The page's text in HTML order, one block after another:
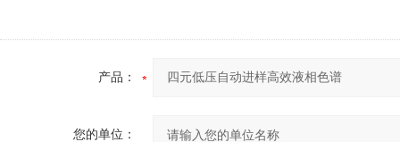
产品：
您的单位：